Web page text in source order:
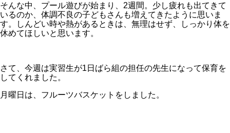
そんな中、プール遊びが始まり、2週間。少し疲れも出てきて
いるのか、体調不良の子どもさんも増えてきたように思いま
す。しんどい時や熱があるときは、無理はせず、しっかり体を
休めてほしいと思います。
さて、今週は実習生が1日ばら組の担任の先生になって保育を
してくれました。
月曜日は、フルーツバスケットをしました。